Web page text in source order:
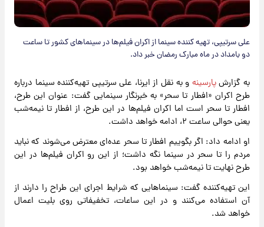
علی سرتیپی، تهیه کننده سینما از اکران فیلم‌ها در سینماهای کشور تا ساعت
دو بامداد در ماه مبارک رمضان خبر داد.
به گزارشپارسینه و به نقل از ایرنا، علی سرتیپی تهیه‌کننده سینما درباره
طرح اکران «افطار تا سحر» به خبرنگار سینمایی گفت: عنوان این طرح،
افطار تا سحر است اما اکران فیلم‌ها در این طرح، از افطار تا نیمه‌شب
یعنی حوالی ساعت ۲، ادامه خواهد داشت.
او ادامه داد: اگر بگوییم افطار تا سحر عده‌ای معترض می‌شوند که نباید
مردم را تا سحر در سینما نگه داشت؛ از این رو اکران فیلم‌ها در این
طرح نهایت تا نیمه‌شب خواهد بود.
این تهیه‌کننده گفت: سینماهایی که شرایط اجرای این طراح را دارند از
آن استفاده می‌کنند و در این ساعات، تخفیفاتی روی بلیت اعمال
خواهد شد.